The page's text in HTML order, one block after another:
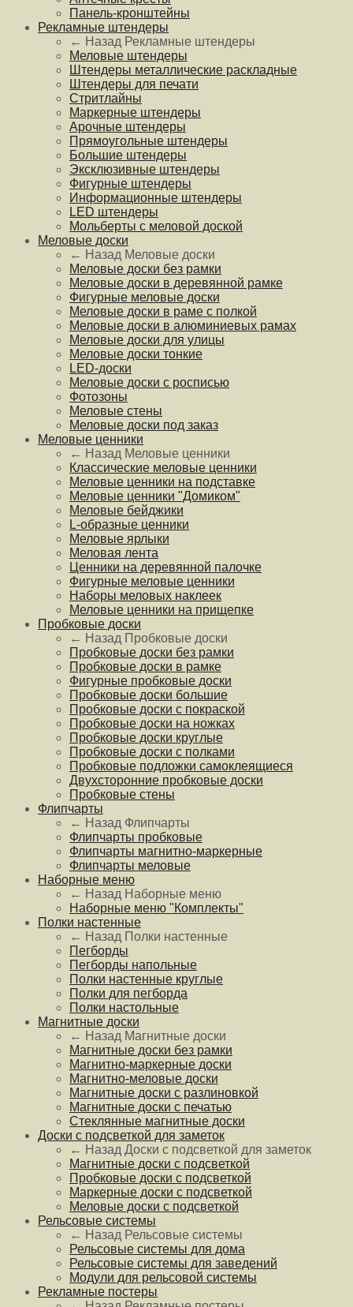
Панель-кронштейны
Рекламные штендеры
← Назад Рекламные штендеры
Меловые штендеры
Штендеры металлические раскладные
Штендеры для печати
Стритлайны
Маркерные штендеры
Арочные штендеры
Прямоугольные штендеры
Большие штендеры
Эксклюзивные штендеры
Фигурные штендеры
Информационные штендеры
LED штендеры
Мольберты с меловой доской
Меловые доски
← Назад Меловые доски
Меловые доски без рамки
Меловые доски в деревянной рамке
Фигурные меловые доски
Меловые доски в раме с полкой
Меловые доски в алюминиевых рамах
Меловые доски для улицы
Меловые доски тонкие
LED-доски
Меловые доски с росписью
Фотозоны
Меловые стены
Меловые доски под заказ
Меловые ценники
← Назад Меловые ценники
Классические меловые ценники
Меловые ценники на подставке
Меловые ценники "Домиком"
Меловые бейджики
L-образные ценники
Меловые ярлыки
Меловая лента
Ценники на деревянной палочке
Фигурные меловые ценники
Наборы меловых наклеек
Меловые ценники на прищепке
Пробковые доски
← Назад Пробковые доски
Пробковые доски без рамки
Пробковые доски в рамке
Фигурные пробковые доски
Пробковые доски большие
Пробковые доски с покраской
Пробковые доски на ножках
Пробковые доски круглые
Пробковые доски с полками
Пробковые подложки самоклеящиеся
Двухсторонние пробковые доски
Пробковые стены
Флипчарты
← Назад Флипчарты
Флипчарты пробковые
Флипчарты магнитно-маркерные
Флипчарты меловые
Наборные меню
← Назад Наборные меню
Наборные меню "Комплекты"
Полки настенные
← Назад Полки настенные
Пегборды
Пегборды напольные
Полки настенные круглые
Полки для пегборда
Полки настольные
Магнитные доски
← Назад Магнитные доски
Магнитные доски без рамки
Магнитно-маркерные доски
Магнитно-меловые доски
Магнитные доски с разлиновкой
Магнитные доски с печатью
Стеклянные магнитные доски
Доски с подсветкой для заметок
← Назад Доски с подсветкой для заметок
Магнитные доски с подсветкой
Пробковые доски с подсветкой
Маркерные доски с подсветкой
Меловые доски с подсветкой
Рельсовые системы
← Назад Рельсовые системы
Рельсовые системы для дома
Рельсовые системы для заведений
Модули для рельсовой системы
Рекламные постеры